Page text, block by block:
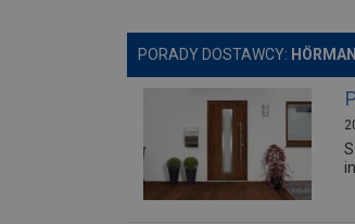
PORADY DOSTAWCY: